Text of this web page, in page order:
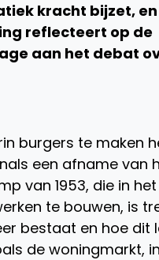
kracht bijzet,
reflecteert op de
aan het debat
burgers te maken
een afname van
van 1953, die in
te bouwen, is
bestaat en hoe dit
de woningmarkt,